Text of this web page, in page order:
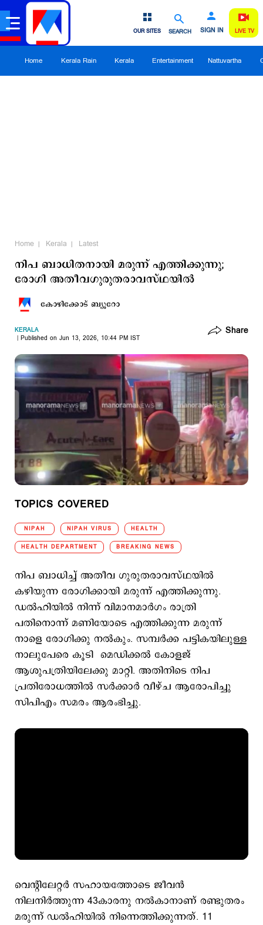
SEARCH SIGN IN
OUR SITES LIVE TV
Home Kerala Rain Kerala Entertainment Nattuvartha
Home Kerala Latest
നിപ ബാധിതനായി മരുന്ന് എത്തിക്കുന്നു;
രോഗി അതീവഗുരുതരാവസ്ഥയില്‍
കോഴിക്കോട് ബ്യൂറോ
KERALA
Published on Jun 13, 2026, 10:44 PM IST
Share
TOPICS COVERED
NIPAH NIPAH VIRUS HEALTH
HEALTH DEPARTMENT BREAKING NEWS
നിപ ബാധിച്ച് അതീവ ഗുരുതരാവസ്ഥയില്‍
കഴിയുന്ന രോഗിക്കായി മരുന്ന് എത്തിക്കുന്നു.
ഡല്‍ഹിയില്‍ നിന്ന് വിമാനമാര്‍ഗം രാത്രി
പതിനൊന്ന് മണിയോടെ എത്തിക്കുന്ന മരുന്ന്
നാളെ രോഗിക്കു നല്‍കും. സമ്പര്‍ക്ക പട്ടികയിലുള്ള
നാലുപേരെ കൂടി മെഡിക്കല്‍ കോളജ്
ആശുപത്രിയിലേക്കു മാറ്റി. അതിനിടെ നിപ
പ്രതിരോധത്തില്‍ സര്‍ക്കാര്‍ വീഴ്ച ആരോപിച്ചു
സിപിഎം സമരം ആരംഭിച്ചു.
വെന്റിലേറ്റര്‍ സഹായത്തോടെ ജീവന്‍
നിലനിര്‍ത്തുന്ന 43കാരനു നല്‍കാനാണ് രണ്ടുതരം
മരുന്ന് ഡല്‍ഹിയില്‍ നിന്നെത്തിക്കുന്നത്. 11